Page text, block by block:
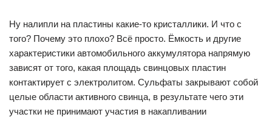
Ну налипли на пластины какие-то кристаллики. И что с
того? Почему это плохо? Всё просто. Ёмкость и другие
характеристики автомобильного аккумулятора напрямую
зависят от того, какая площадь свинцовых пластин
контактирует с электролитом. Сульфаты закрывают собой
целые области активного свинца, в результате чего эти
участки не принимают участия в накапливании